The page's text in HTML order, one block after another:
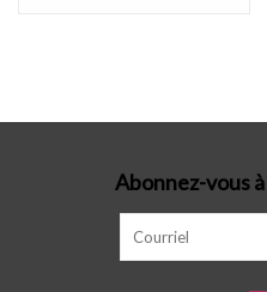
Abonnez-vous